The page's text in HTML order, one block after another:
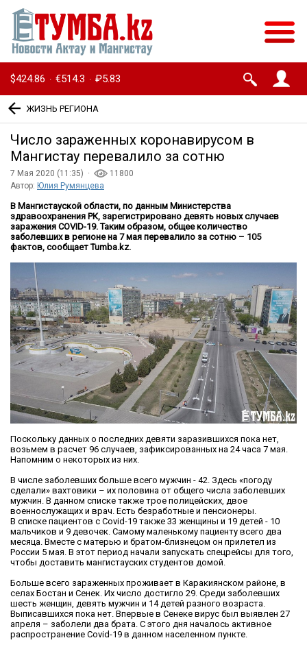
$424.86 · €514.3 · ₽5.83
ЖИЗНЬ РЕГИОНА
Число зараженных коронавирусом в
Мангистау перевалило за сотню
7 Мая 2020 (11:35) ·
11800
Автор: Юлия Румянцева
В Мангистауской области, по данным Министерства
здравоохранения РК, зарегистрировано девять новых случаев
заражения COVID-19. Таким образом, общее количество
заболевших в регионе на 7 мая перевалило за сотню – 105
фактов, сообщает Tumba.kz.
Поскольку данных о последних девяти заразившихся пока нет,
возьмем в расчет 96 случаев, зафиксированных на 24 часа 7 мая.
Напомним о некоторых из них.
В числе заболевших больше всего мужчин - 42. Здесь «погоду
сделали» вахтовики – их половина от общего числа заболевших
мужчин. В данном списке также трое полицейских, двое
военнослужащих и врач. Есть безработные и пенсионеры.
В списке пациентов с Covid-19 также 33 женщины и 19 детей - 10
мальчиков и 9 девочек. Самому маленькому пациенту всего два
месяца. Вместе с матерью и братом-близнецом он прилетел из
России 5 мая. В этот период начали запускать спецрейсы для того,
чтобы доставить мангистауских студентов домой.
Больше всего зараженных проживает в Каракиянском районе, в
селах Бостан и Сенек. Их число достигло 29. Среди заболевших
шесть женщин, девять мужчин и 14 детей разного возраста.
Выписавшихся пока нет. Впервые в Сенеке вирус был выявлен 27
апреля – заболели два брата. С этого дня началось активное
распространение Covid-19 в данном населенном пункте.